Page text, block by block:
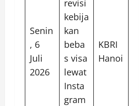
Senin
, 6
Juli
2026
revisi
kebija
kan
beba
s visa
lewat
Insta
gram
KBRI
Hanoi